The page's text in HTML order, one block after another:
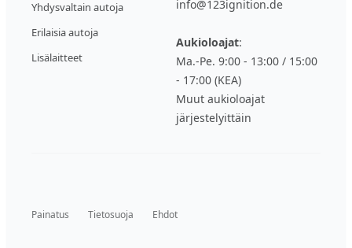
Yhdysvaltain autoja
Erilaisia autoja
Lisälaitteet
info@123ignition.de
Aukioloajat:
Ma.-Pe. 9:00 - 13:00 / 15:00
- 17:00 (KEA)
Muut aukioloajat
järjestelyittäin
Painatus Tietosuoja Ehdot